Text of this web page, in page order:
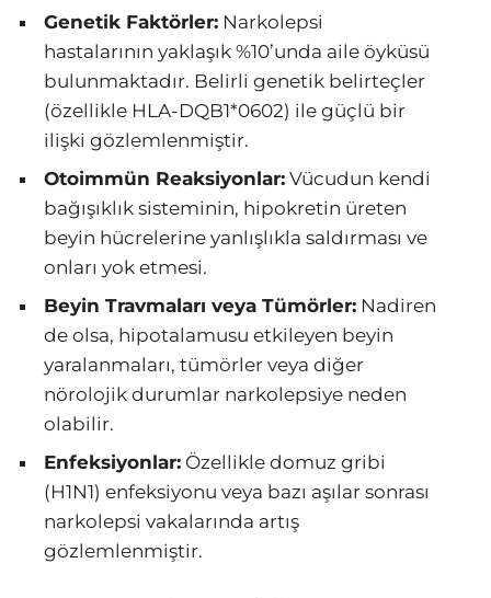
Genetik Faktörler: Narkolepsi
hastalarının yaklaşık %10’unda aile öyküsü
bulunmaktadır. Belirli genetik belirteçler
(özellikle HLA-DQB1*0602) ile güçlü bir
ilişki gözlemlenmiştir.
Otoimmün Reaksiyonlar: Vücudun kendi
bağışıklık sisteminin, hipokretin üreten
beyin hücrelerine yanlışlıkla saldırması ve
onları yok etmesi.
Beyin Travmaları veya Tümörler: Nadiren
de olsa, hipotalamusu etkileyen beyin
yaralanmaları, tümörler veya diğer
nörolojik durumlar narkolepsiye neden
olabilir.
Enfeksiyonlar: Özellikle domuz gribi
(H1N1) enfeksiyonu veya bazı aşılar sonrası
narkolepsi vakalarında artış
gözlemlenmiştir.